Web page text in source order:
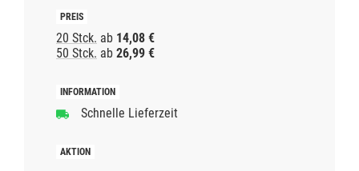
20 Stck. ab 14,08 €
50 Stck. ab 26,99 €
Schnelle Lieferzeit